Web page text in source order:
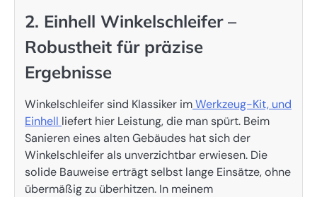
2. Einhell Winkelschleifer –
Robustheit für präzise
Ergebnisse
Winkelschleifer sind Klassiker imWerkzeug-Kit, und
Einhell liefert hier Leistung, die man spürt. Beim
Sanieren eines alten Gebäudes hat sich der
Winkelschleifer als unverzichtbar erwiesen. Die
solide Bauweise erträgt selbst lange Einsätze, ohne
übermäßig zu überhitzen. In meinem